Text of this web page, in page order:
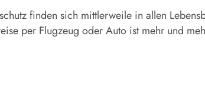
finden sich mittlerweile in allen
per Flugzeug oder Auto ist mehr und